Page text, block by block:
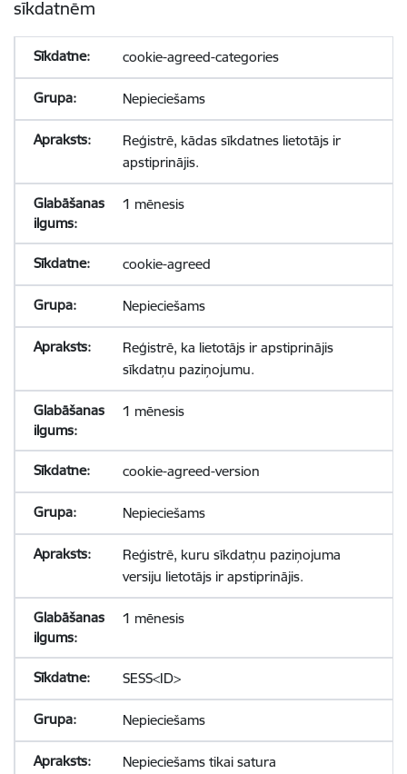
sīkdatnēm
cookie-agreed-categories
Nepieciešams
Reģistrē, kādas sīkdatnes lietotājs ir
apstiprinājis.
1 mēnesis
cookie-agreed
Nepieciešams
Reģistrē, ka lietotājs ir apstiprinājis
sīkdatņu paziņojumu.
1 mēnesis
cookie-agreed-version
Nepieciešams
Reģistrē, kuru sīkdatņu paziņojuma
versiju lietotājs ir apstiprinājis.
1 mēnesis
SESS<ID>
Nepieciešams
Nepieciešams tikai satura